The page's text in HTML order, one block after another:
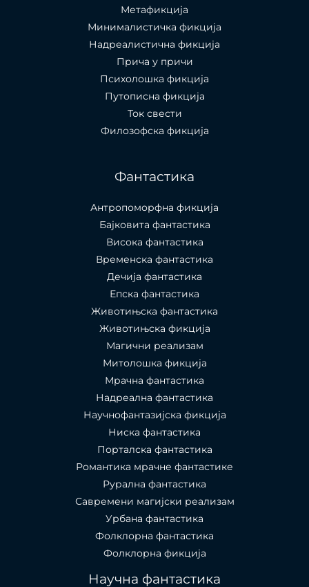
Метафикција
Минималистичка фикција
Надреалистична фикција
Прича у причи
Психолошкa фикција
Путописна фикција
Ток свести
Филозофска фикција
Фантастика
Антропоморфна фикција
Бајковита фантастика
Висока фантастика
Временска фантастика
Дечија фантастика
Епска фантастика
Животињска фантастика
Животињска фикција
Магични реализам
Митолошка фикција
Мрачна фантастика
Надреална фантастика
Научнофантазијска фикција
Ниска фантастика
Порталска фантастика​
Романтика мрачне фантастике
Рурална фантастика
Савремени магијски реализам
Урбана фантастика
Фолклорна фантастика
Фолклорна фикција
Научна фантастика